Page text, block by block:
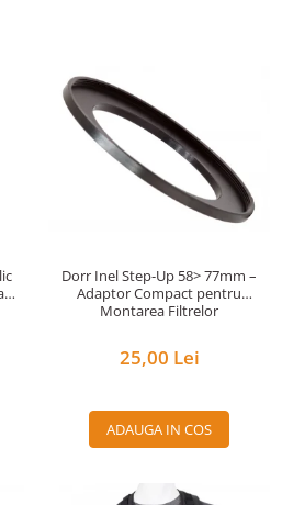
Dorr Inel Step-Up 58> 77mm –
Adaptor Compact pentru
Montarea Filtrelor
25,00 Lei
ADAUGA IN COS